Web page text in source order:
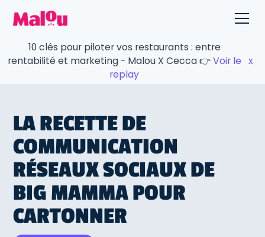
10 clés pour piloter vos restaurants : entre
rentabilité et marketing - Malou X Cecca 👉Voir le
replay
x
LA RECETTE DE
COMMUNICATION
RÉSEAUX SOCIAUX DE
BIG MAMMA POUR
CARTONNER